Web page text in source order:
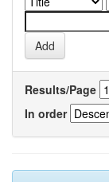
Results/Page
In order